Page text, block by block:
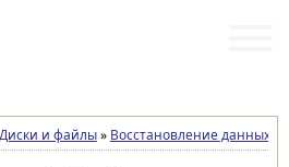
Диски и файлы» Восстановление данных